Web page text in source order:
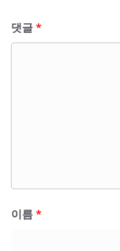
댓글*
이름*